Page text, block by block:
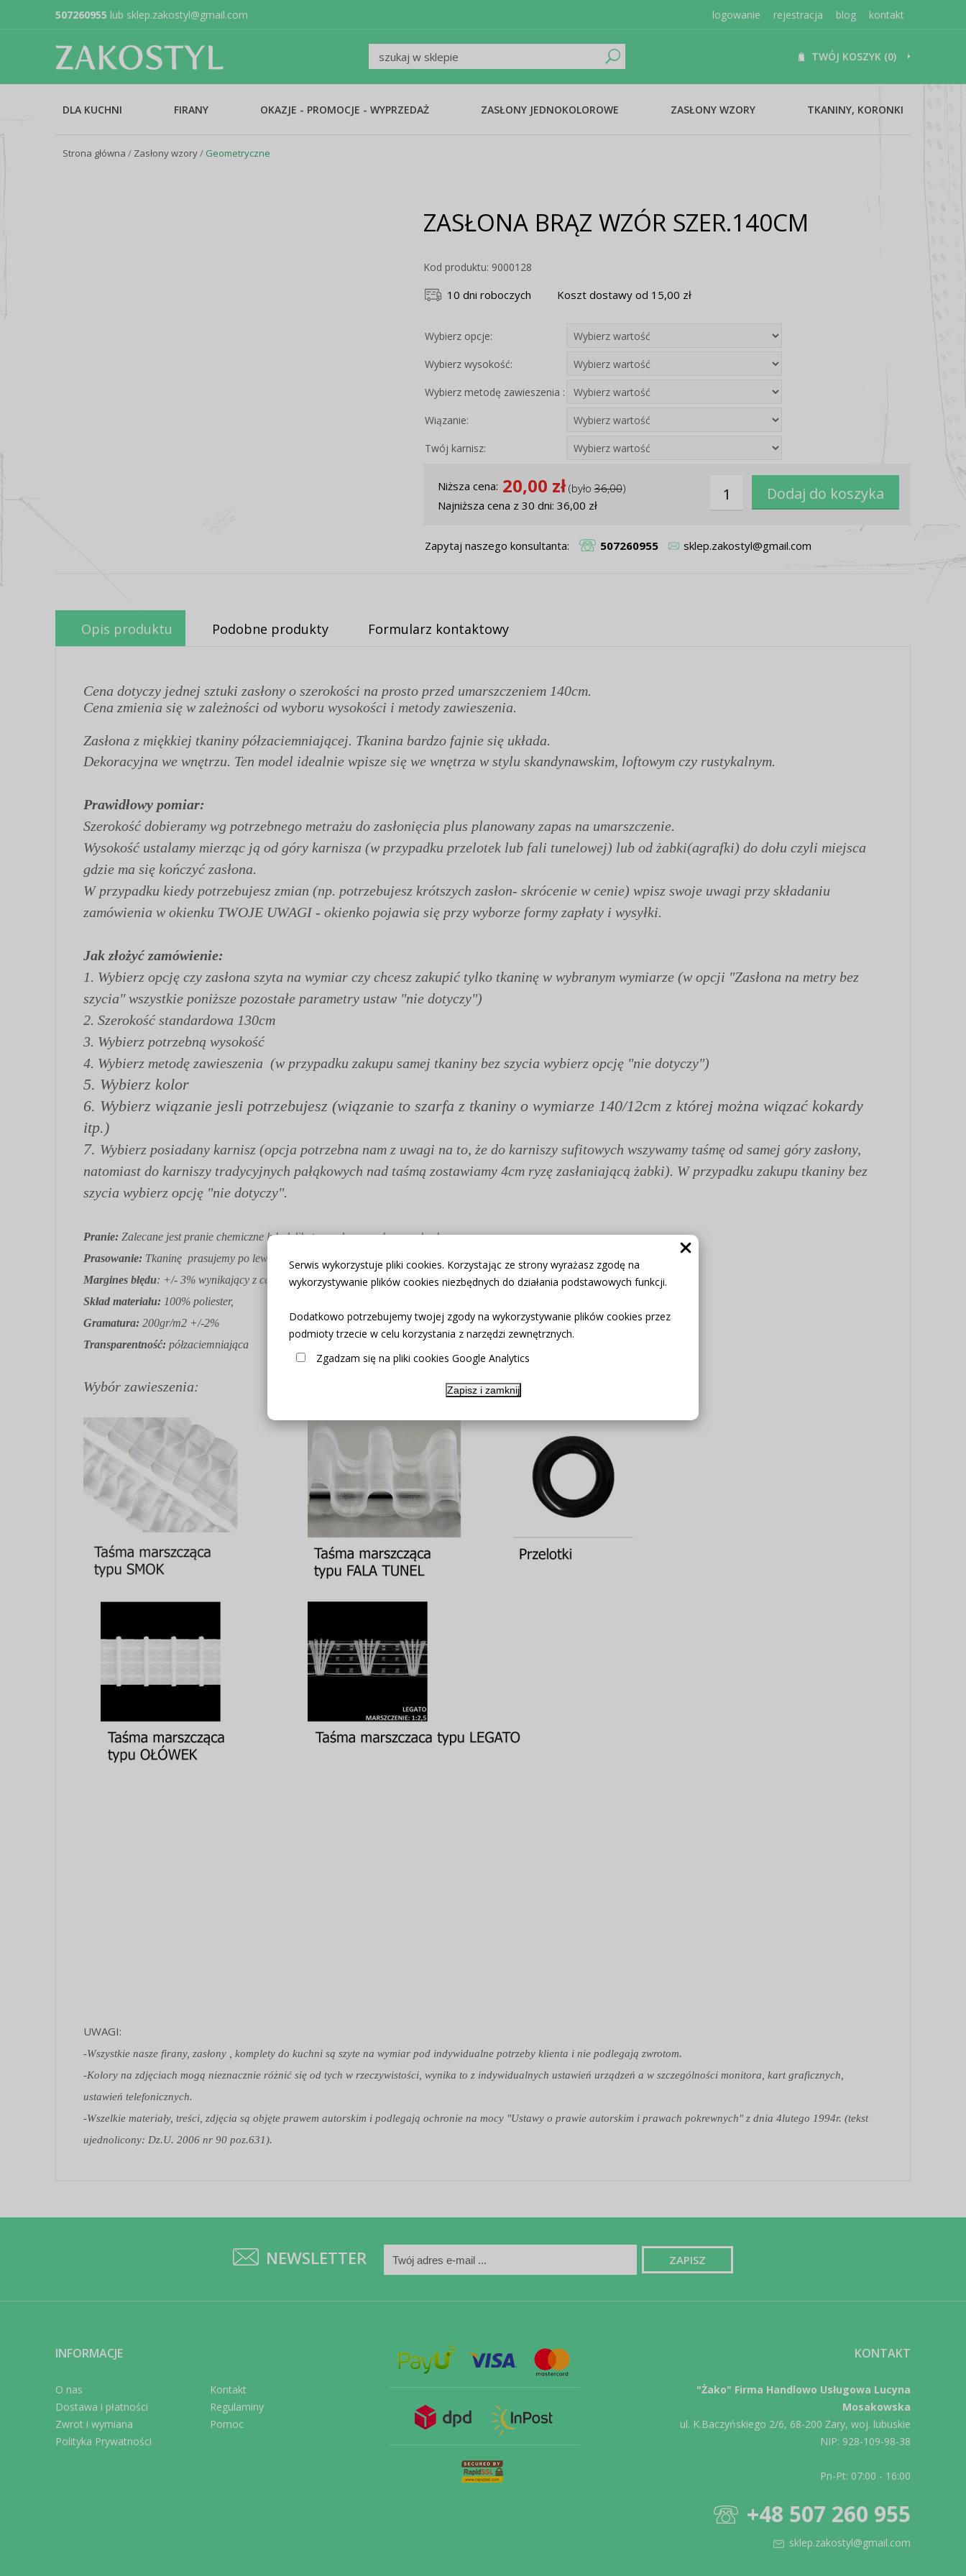
Serwis wykorzystuje pliki cookies. Korzystając ze strony wyrażasz zgodę na
wykorzystywanie plików cookies niezbędnych do działania podstawowych funkcji.
Dodatkowo potrzebujemy twojej zgody na wykorzystywanie plików cookies przez
podmioty trzecie w celu korzystania z narzędzi zewnętrznych.
Zgadzam się na pliki cookies Google Analytics
Zapisz i zamknij
507260955 lub sklep.zakostyl@gmail.com logowanie rejestracja blog kontakt
TWÓJ KOSZYK (0)
DLA KUCHNI FIRANY OKAZJE - PROMOCJE - WYPRZEDAŻ ZASŁONY JEDNOKOLOROWE ZASŁONY WZORY TKANINY, KORONKI
Strona główna / Zasłony wzory/ Geometryczne
ZASŁONA BRĄZ WZÓR SZER.140CM
Kod produktu: 9000128
10 dni roboczych Koszt dostawy od 15,00 zł
Wybierz opcje:
Wybierz wysokość:
Wybierz metodę zawieszenia :
Wiązanie:
Twój karnisz:
Niższa cena: 20,00 zł(było36,00)
Najniższa cena z 30 dni: 36,00 zł
Zapytaj naszego konsultanta: 507260955 sklep.zakostyl@gmail.com
Opis produktu Podobne produkty Formularz kontaktowy
Cena dotyczy jednej sztuki zasłony o szerokości na prosto przed umarszczeniem 140cm.
Cena zmienia się w zależności od wyboru wysokości i metody zawieszenia.
Zasłona z miękkiej tkaniny półzaciemniającej. Tkanina bardzo fajnie się układa.
Dekoracyjna we wnętrzu. Ten model idealnie wpisze się we wnętrza w stylu skandynawskim, loftowym czy rustykalnym.
Prawidłowy pomiar:
Szerokość dobieramy wg potrzebnego metrażu do zasłonięcia plus planowany zapas na umarszczenie.
Wysokość ustalamy mierząc ją od góry karnisza (w przypadku przelotek lub fali tunelowej) lub od żabki(agrafki) do dołu czyli miejsca
gdzie ma się kończyć zasłona.
W przypadku kiedy potrzebujesz zmian (np. potrzebujesz krótszych zasłon- skrócenie w cenie) wpisz swoje uwagi przy składaniu
zamówienia w okienku TWOJE UWAGI - okienko pojawia się przy wyborze formy zapłaty i wysyłki.
Jak złożyć zamówienie:
1. Wybierz opcję czy zasłona szyta na wymiar czy chcesz zakupić tylko tkaninę w wybranym wymiarze (w opcji "Zasłona na metry bez
szycia" wszystkie poniższe pozostałe parametry ustaw "nie dotyczy")
2. Szerokość standardowa 130cm
3. Wybierz potrzebną wysokość
4. Wybierz metodę zawieszenia (w przypadku zakupu samej tkaniny bez szycia wybierz opcję "nie dotyczy")
5. Wybierz kolor
6. Wybierz wiązanie jesli potrzebujesz (wiązanie to szarfa z tkaniny o wymiarze 140/12cm z której można wiązać kokardy
itp.)
7. Wybierz posiadany karnisz (opcja potrzebna nam z uwagi na to, że do karniszy sufitowych wszywamy taśmę od samej góry zasłony,
natomiast do karniszy tradycyjnych pałąkowych nad taśmą zostawiamy 4cm ryzę zasłaniającą żabki). W przypadku zakupu tkaniny bez
szycia wybierz opcję "nie dotyczy".
Pranie: Zalecane jest pranie chemiczne lub delikatne w domowych warunkach
Prasowanie: Tkaninę prasujemy po lewej stronie materiału z podłożonym ręcznikiem, lekko rozgrzanym żelazkiem z użyciem pary.
Margines błędu: +/- 3% wynikający z cech produktu
Skład materiału: 100% poliester,
Gramatura: 200gr/m2 +/-2%
Transparentność: półzaciemniająca
Wybór zawieszenia:
UWAGI:
-Wszystkie nasze firany, zasłony , komplety do kuchni są szyte na wymiar pod indywidualne potrzeby klienta i nie podlegają zwrotom.
-Kolory na zdjęciach mogą nieznacznie różnić się od tych w rzeczywistości, wynika to z indywidualnych ustawień urządzeń a w szczególności monitora, kart graficznych,
ustawień telefonicznych.
-Wszelkie materiały, treści, zdjęcia są objęte prawem autorskim i podlegają ochronie na mocy "Ustawy o prawie autorskim i prawach pokrewnych" z dnia 4lutego 1994r. (tekst
ujednolicony: Dz.U. 2006 nr 90 poz.631).
NEWSLETTER
KONTAKT
"Żako" Firma Handlowo Usługowa Lucyna
Mosakowska
ul. K.Baczyńskiego 2/6, 68-200 Żary, woj. lubuskie
NIP: 928-109-98-38
Pn-Pt: 07:00 - 16:00
+48 507 260 955
sklep.zakostyl@gmail.com
INFORMACJE
O nas
Dostawa i płatności
Zwrot i wymiana
Polityka Prywatności
Kontakt
Regulaminy
Pomoc